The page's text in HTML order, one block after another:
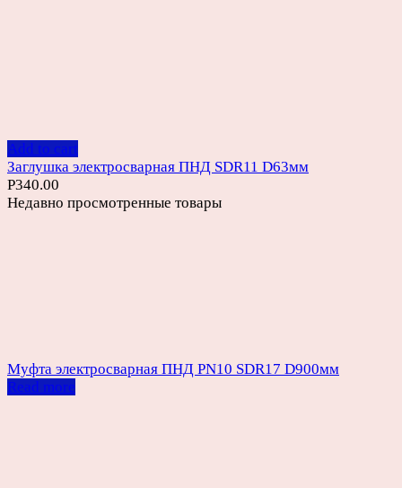
Add to cart
Заглушка электросварная ПНД SDR11 D63мм
Р340.00
Недавно просмотренные товары
Муфта электросварная ПНД PN10 SDR17 D900мм
Read more